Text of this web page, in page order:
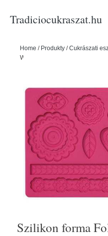
Tradiciocukraszat.hu
Home / Produkty /Cukrászati
Wilton
Szilikon forma